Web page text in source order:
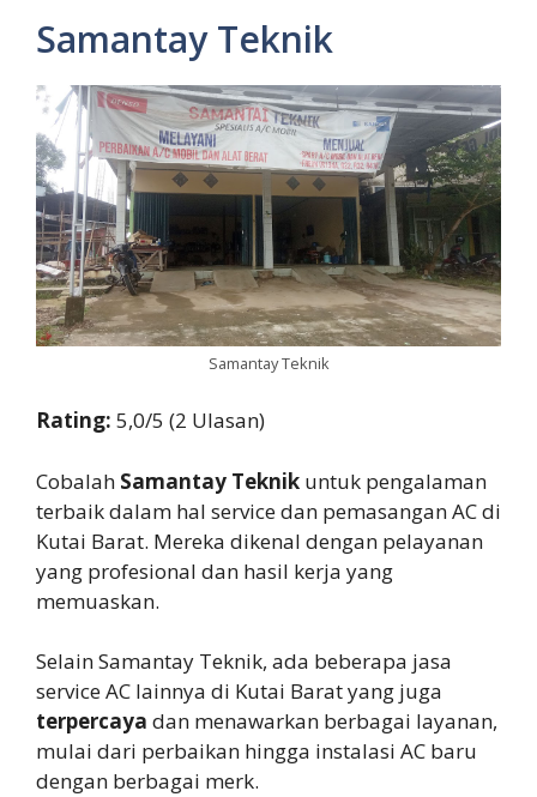
Samantay Teknik
Samantay Teknik
Rating: 5,0/5 (2 Ulasan)
Cobalah Samantay Teknik untuk pengalaman
terbaik dalam hal service dan pemasangan AC di
Kutai Barat. Mereka dikenal dengan pelayanan
yang profesional dan hasil kerja yang
memuaskan.
Selain Samantay Teknik, ada beberapa jasa
service AC lainnya di Kutai Barat yang juga
terpercaya dan menawarkan berbagai layanan,
mulai dari perbaikan hingga instalasi AC baru
dengan berbagai merk.